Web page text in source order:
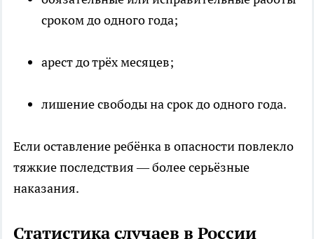
сроком до одного года;
арест до трёх месяцев;
лишение свободы на срок до одного года.
Если оставление ребёнка в опасности повлекло
тяжкие последствия — более серьёзные
наказания.
Статистика случаев в России